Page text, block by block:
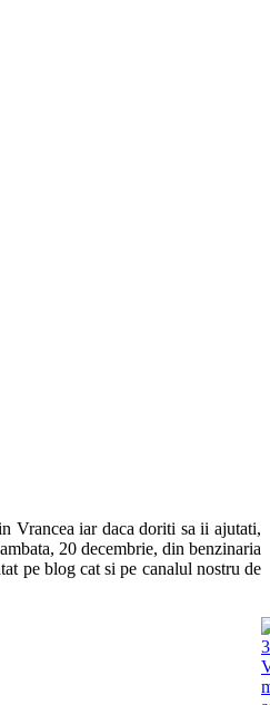
Vrancea iar daca doriti sa ii ajutati,
20 decembrie, din benzinaria
pe blog cat si pe canalul nostru de